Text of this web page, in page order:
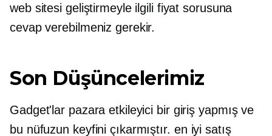
web sitesi geliştirmeyle ilgili fiyat sorusuna
cevap verebilmeniz gerekir.
Son Düşüncelerimiz
Gadget'lar pazara etkileyici bir giriş yapmış ve
bu nüfuzun keyfini çıkarmıştır. en iyi satış